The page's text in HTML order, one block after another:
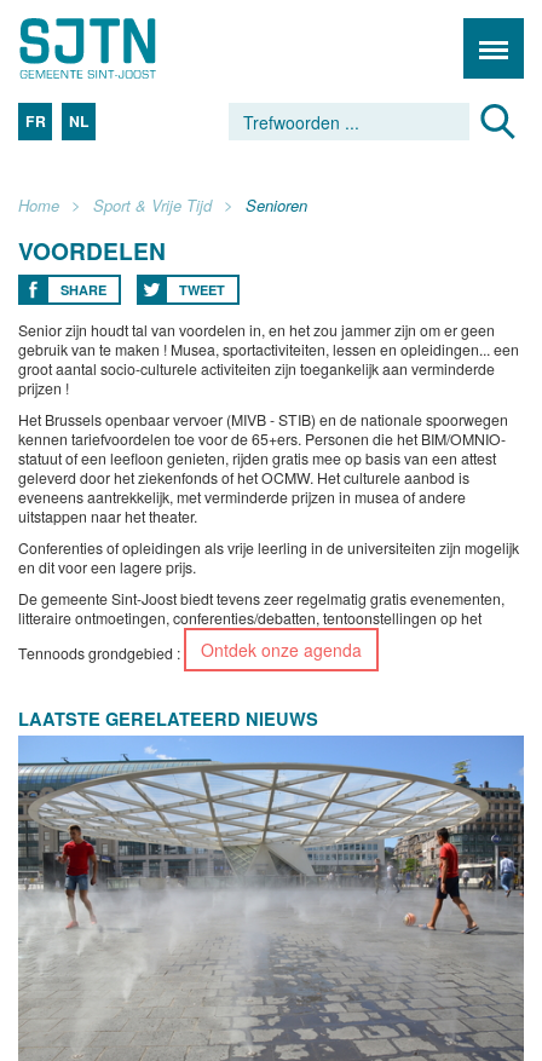
FR NL
Home Sport & Vrije Tijd Senioren
VOORDELEN
SHARE TWEET
Senior zijn houdt tal van voordelen in, en het zou jammer zijn om er geen
gebruik van te maken ! Musea, sportactiviteiten, lessen en opleidingen... een
groot aantal socio-culturele activiteiten zijn toegankelijk aan verminderde
prijzen !
Het Brussels openbaar vervoer (MIVB - STIB) en de nationale spoorwegen
kennen tariefvoordelen toe voor de 65+ers. Personen die het BIM/OMNIO-
statuut of een leefloon genieten, rijden gratis mee op basis van een attest
geleverd door het ziekenfonds of het OCMW. Het culturele aanbod is
eveneens aantrekkelijk, met verminderde prijzen in musea of andere
uitstappen naar het theater.
Conferenties of opleidingen als vrije leerling in de universiteiten zijn mogelijk
en dit voor een lagere prijs.
De gemeente Sint-Joost biedt tevens zeer regelmatig gratis evenementen,
litteraire ontmoetingen, conferenties/debatten, tentoonstellingen op het
Tennoods grondgebied :
Ontdek onze agenda
LAATSTE GERELATEERD NIEUWS